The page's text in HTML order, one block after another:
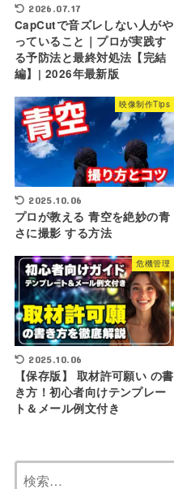
2026.07.17
CapCutで音ズレしない人がや
っていること｜プロが実践す
る予防法と最終対処法【完結
編】| 2026年最新版
映像制作Tips
2025.10.06
プロが教える 青空を絶妙の青
さに撮影 する方法
危機管理
2025.10.06
【保存版】 取材許可願い の書
き方！初心者向けテンプレー
ト＆メール例文付き